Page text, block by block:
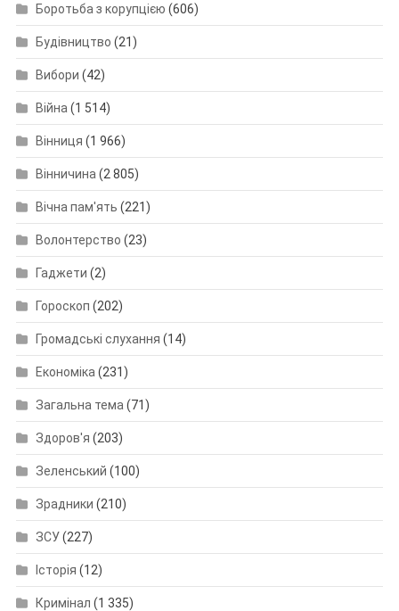
Боротьба з корупцією (606)
Будівництво (21)
Вибори (42)
Війна (1 514)
Вінниця (1 966)
Вінничина (2 805)
Вічна пам'ять (221)
Волонтерство (23)
Гаджети (2)
Гороскоп (202)
Громадські слухання (14)
Економіка (231)
Загальна тема (71)
Здоров'я (203)
Зеленський (100)
Зрадники (210)
ЗСУ(227)
Історія (12)
Кримінал (1 335)